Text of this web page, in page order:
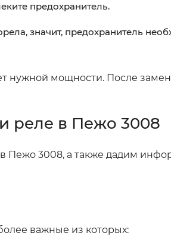
предохранитель.
значит, предохранитель
нужной мощности. После
реле в Пежо 3008
Пежо 3008, а также дадим
важные из которых: